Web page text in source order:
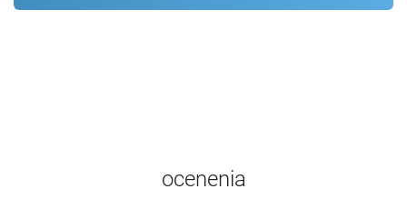
ocenenia